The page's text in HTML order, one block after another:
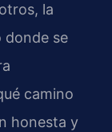
la
donde se
camino
honesta y